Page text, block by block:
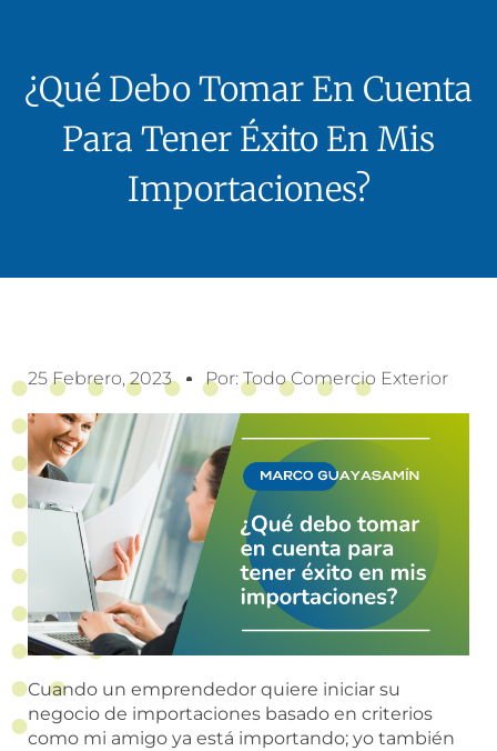
¿Qué Debo Tomar En Cuenta
Para Tener Éxito En Mis
Importaciones?
25 Febrero, 2023 Por:Todo Comercio Exterior
Cuando un emprendedor quiere iniciar su
negocio de importaciones basado en criterios
como mi amigo ya está importando; yo también